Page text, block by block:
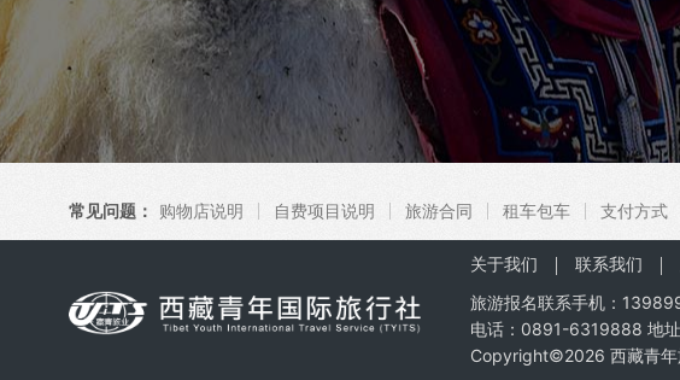
常见问题： 购物店说明 自费项目说明 旅游合同 租车包车 支付方式
关于我们 联系我们
旅游报名联系手机：
电话：0891-6319888 地
Copyright©2026 西藏青